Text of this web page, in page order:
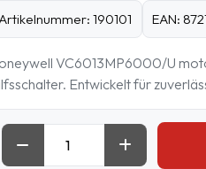
190101 EAN:
VC6013MP6000/U
Entwickelt für